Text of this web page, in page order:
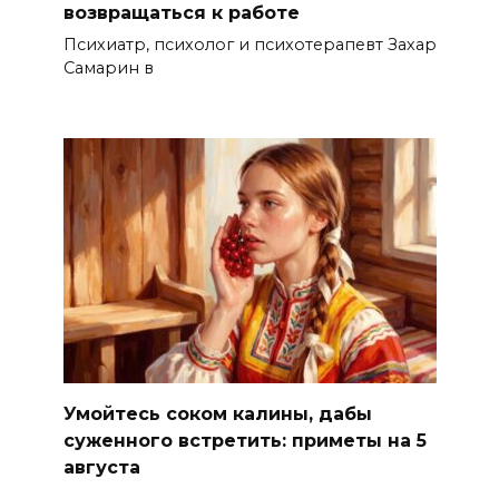
возвращаться к работе
Психиатр, психолог и психотерапевт Захар
Самарин в
Умойтесь соком калины, дабы
суженного встретить: приметы на 5
августа